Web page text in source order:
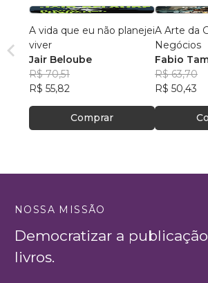
A vida que eu não planejei
viver
Jair Beloube
R$ 70,51
R$ 55,82
Comprar
A Arte da
Negócios
Fabio
R$ 63,70
R$ 50,43
NOSSA MISSÃO
Democratizar a
livros.